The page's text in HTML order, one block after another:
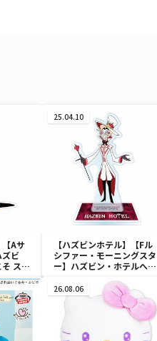
【Aサ
ズビ
スタ
ート
25.04.10
【ハズビンホテル】【Fル
シファー・モーニングスタ
ー】ハズビン・ホテルへよ
ルプレートvol.1
26.08.06